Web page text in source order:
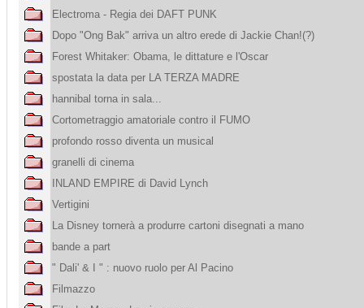
Electroma - Regia dei DAFT PUNK
Dopo "Ong Bak" arriva un altro erede di Jackie Chan!(?)
Forest Whitaker: Obama, le dittature e l'Oscar
spostata la data per LA TERZA MADRE
hannibal torna in sala...
Cortometraggio amatoriale contro il FUMO
profondo rosso diventa un musical
granelli di cinema
INLAND EMPIRE di David Lynch
Vertigini
La Disney tornerà a produrre cartoni disegnati a mano
bande a part
" Dali' & I " : nuovo ruolo per Al Pacino
Filmazzo